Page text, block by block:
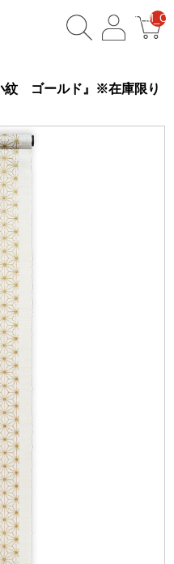
紋 ゴールド』※在庫限り